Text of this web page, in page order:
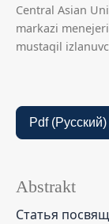
Central Asian
markazi
mustaqil
Pdf (Русский)
Abstrakt
Статья